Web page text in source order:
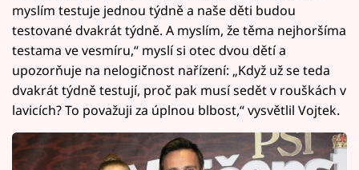
myslím testuje jednou týdně a naše děti budou
testované dvakrát týdně. A myslím, že těma nejhoršíma
testama ve vesmíru,“ myslí si otec dvou dětí a
upozorňuje na nelogičnost nařízení: „Když už se teda
dvakrát týdně testují, proč pak musí sedět v rouškách v
lavicích? To považuji za úplnou blbost,“ vysvětlil Vojtek.